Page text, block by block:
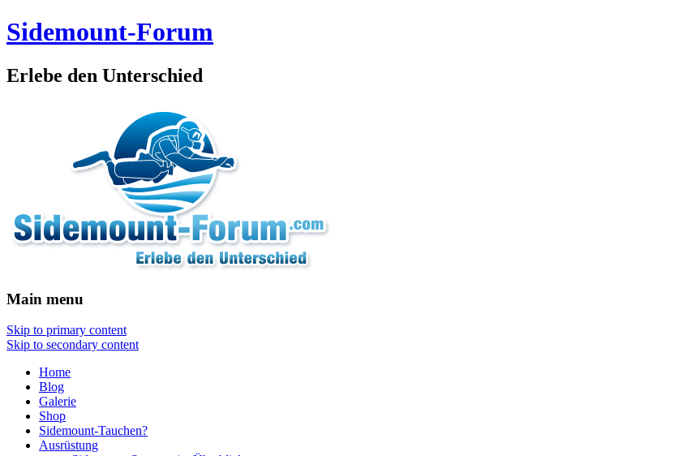
Sidemount-Forum
Erlebe den Unterschied
Main menu
Skip to primary content
Skip to secondary content
Home
Blog
Galerie
Shop
Sidemount-Tauchen?
Ausrüstung